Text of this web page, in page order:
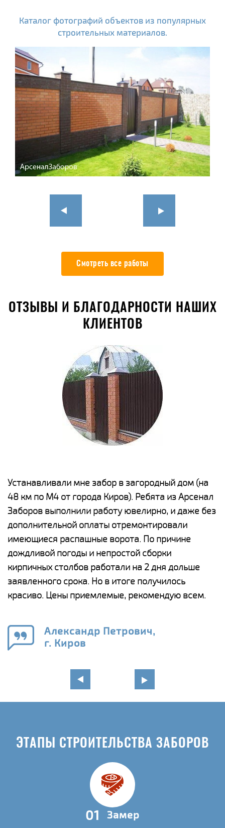
Каталог фотографий объектов из популярных
строительных материалов.
Смотреть все работы
ОТЗЫВЫ И БЛАГОДАРНОСТИ НАШИХ
КЛИЕНТОВ
Устанавливали мне забор в загородный дом (на
48 км по М4 от города Киров). Ребята из Арсенал
Заборов выполнили работу ювелирно, и даже без
дополнительной оплаты отремонтировали
имеющиеся распашные ворота. По причине
дождливой погоды и непростой сборки
кирпичных столбов работали на 2 дня дольше
заявленного срока. Но в итоге получилось
красиво. Цены приемлемые, рекомендую всем.
Александр Петрович,
г. Киров
ЭТАПЫ СТРОИТЕЛЬСТВА ЗАБОРОВ
01 Замер